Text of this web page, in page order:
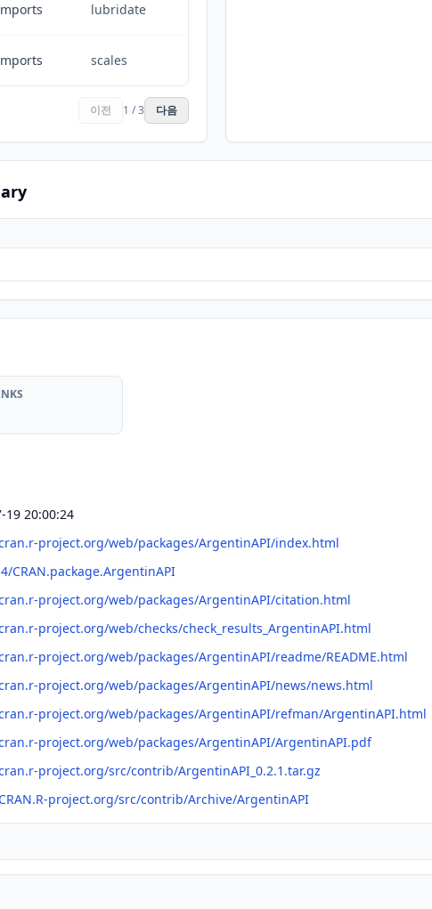
lubridate
scales
이전 1 / 3 다음
19 20:00:24
project.org/web/packages/ArgentinAPI/index.html
CRAN.package.ArgentinAPI
project.org/web/packages/ArgentinAPI/citation.html
project.org/web/checks/check_results_ArgentinAPI.html
project.org/web/packages/ArgentinAPI/readme/README.html
project.org/web/packages/ArgentinAPI/news/news.html
project.org/web/packages/ArgentinAPI/refman/ArgentinAPI.html
project.org/web/packages/ArgentinAPI/ArgentinAPI.pdf
project.org/src/contrib/ArgentinAPI_0.2.1.tar.gz
project.org/src/contrib/Archive/ArgentinAPI